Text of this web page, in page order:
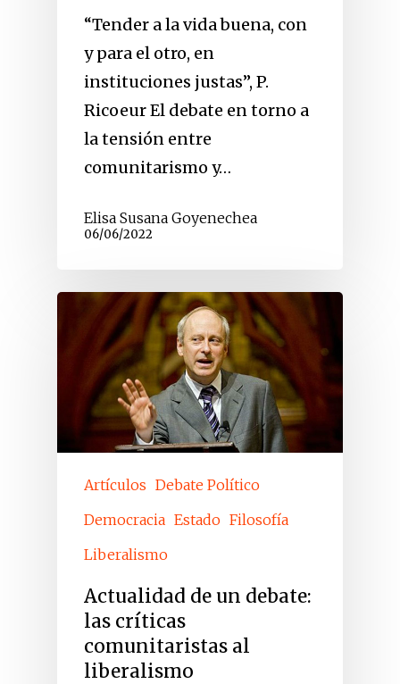
“Tender a la vida buena, con
y para el otro, en
instituciones justas”, P.
Ricoeur El debate en torno a
la tensión entre
comunitarismo y…
Elisa Susana Goyenechea
06/06/2022
Artículos Debate Político
Democracia Estado Filosofía
Liberalismo
Actualidad de un debate:
las críticas
comunitaristas al
liberalismo